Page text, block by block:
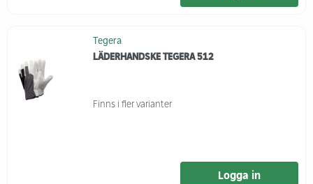
Tegera
LÄDERHANDSKE TEGERA 512
Finns i fler varianter
Logga in